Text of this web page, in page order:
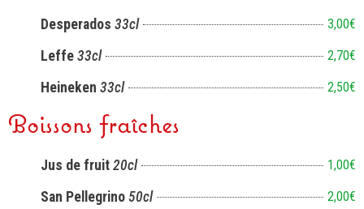
Desperados 33cl 3,00€
Leffe 33cl 2,70€
Heineken 33cl 2,50€
Boissons fraîches
Jus de fruit 20cl 1,00€
San Pellegrino 50cl 2,00€